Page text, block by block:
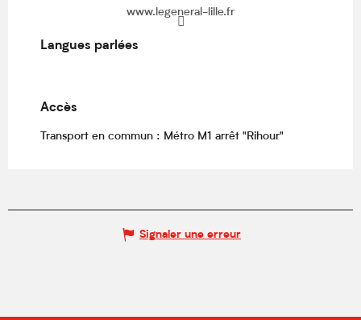
www.legeneral-lille.fr
Langues parlées
Langues parlées
Accès
Accès
Transport en commun : Métro M1 arrêt "Rihour"
Signaler une erreur